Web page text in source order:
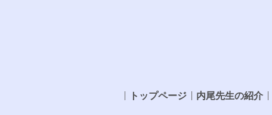
トップページ 内尾先生の紹介